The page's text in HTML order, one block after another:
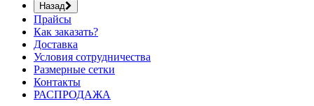
Назад
Прайсы
Как заказать?
Доставка
Условия сотрудничества
Размерные сетки
Контакты
РАСПРОДАЖА